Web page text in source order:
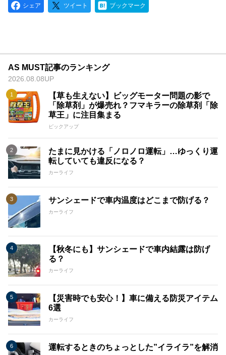
シェア ツイート ブックマーク
AS MUST記事のランキング
2026.08.08UP
【草も生えない】ビッグモーター問題の影で
「除草剤」が爆売れ？フマキラーの除草剤「除
草王」に注目集まる
ピックアップ
たまに見かける「ノロノロ運転」…ゆっくり運
転していても違反になる？
カーライフ
サンシェードで車内温度はどこまで防げる？
カーライフ
【秋冬にも】サンシェードで車内結露は防げ
る？
カーライフ
【災害時でも安心！】車に備える防災アイテム
6選
カーライフ
運転するときのちょっとした”イライラ”を解消